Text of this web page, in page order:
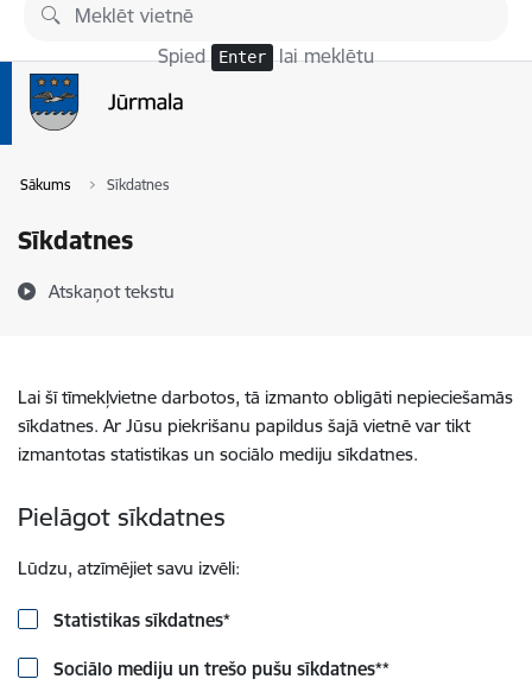
Pāriet uz lapas saturu
Spied Enter lai meklētu
Sākums Sīkdatnes
Sīkdatnes
Atskaņot tekstu
Lai šī tīmekļvietne darbotos, tā izmanto obligāti nepieciešamās
sīkdatnes. Ar Jūsu piekrišanu papildus šajā vietnē var tikt
izmantotas statistikas un sociālo mediju sīkdatnes.
Pielāgot sīkdatnes
Lūdzu, atzīmējiet savu izvēli:
Statistikas sīkdatnes*
Sociālo mediju un trešo pušu sīkdatnes**